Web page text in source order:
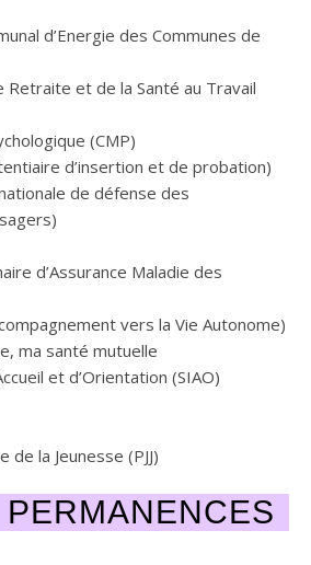
d’Energie des Communes de
Retraite et de la Santé au Travail
(CMP)
d’insertion et de probation)
de défense des
d’Assurance Maladie des
vers la Vie Autonome)
ma santé mutuelle
et d’Orientation (SIAO)
de la Jeunesse (PJJ)